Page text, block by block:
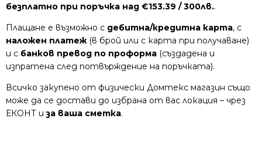
безплатно при поръчка над €153.39 / 300лв..
Плащане е възможно с дебитна/кредитна карта, с
наложен платеж (в брой или с карта при получаване)
и с банков превод по проформа (създадена и
изпратена след потвърждение на поръчката).
Всичко закупено от физически Домтекс магазин също
може да се достави до избрана от вас локация – чрез
ЕКОНТ иза ваша сметка.